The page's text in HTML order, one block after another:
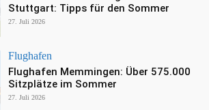
Stuttgart: Tipps für den Sommer
27. Juli 2026
Flughafen
Flughafen Memmingen: Über 575.000
Sitzplätze im Sommer
27. Juli 2026